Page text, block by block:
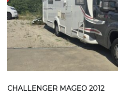
CHALLENGER MAGEO 2012